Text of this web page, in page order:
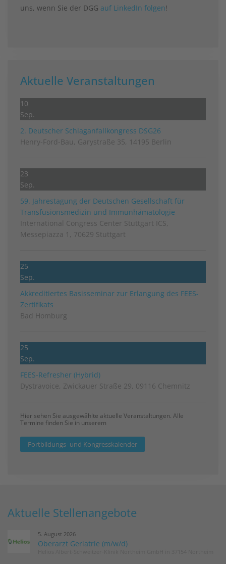
uns, wenn Sie der DGG auf LinkedIn folgen!
Aktuelle Veranstaltungen
10
Sep.
2. Deutscher Schlag­anfall­kongress DSG26
Henry-Ford-Bau, Garystraße 35, 14195 Berlin
23
Sep.
59. Jahrestagung der Deutschen Gesellschaft für
Transfusionsmedizin und Immunhämatologie
International Congress Center Stuttgart ICS,
Messepiazza 1, 70629 Stuttgart
25
Sep.
Akkreditiertes Basisseminar zur Erlangung des FEES-
Zertifikats
Bad Homburg
25
Sep.
FEES-Refresher (Hybrid)
Dystravoice, Zwickauer Straße 29, 09116 Chemnitz
Hier sehen Sie ausgewählte aktuelle Veranstaltungen. Alle
Termine finden Sie in unserem
Fortbildungs- und Kongresskalender
Aktuelle Stellenangebote
5. August 2026
Oberarzt Geriatrie (m/w/d)